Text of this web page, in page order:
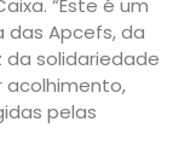
“Este é um
das Apcefs, da
da solidariedade
acolhimento,
pelas